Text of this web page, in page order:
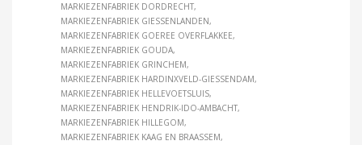
MARKIEZENFABRIEK DORDRECHT
MARKIEZENFABRIEK GIESSENLANDEN
MARKIEZENFABRIEK GOEREE OVERFLAKKEE
MARKIEZENFABRIEK GOUDA
MARKIEZENFABRIEK GRINCHEM
MARKIEZENFABRIEK HARDINXVELD-GIESSENDAM
MARKIEZENFABRIEK HELLEVOETSLUIS
MARKIEZENFABRIEK HENDRIK-IDO-AMBACHT
MARKIEZENFABRIEK HILLEGOM
MARKIEZENFABRIEK KAAG EN BRAASSEM